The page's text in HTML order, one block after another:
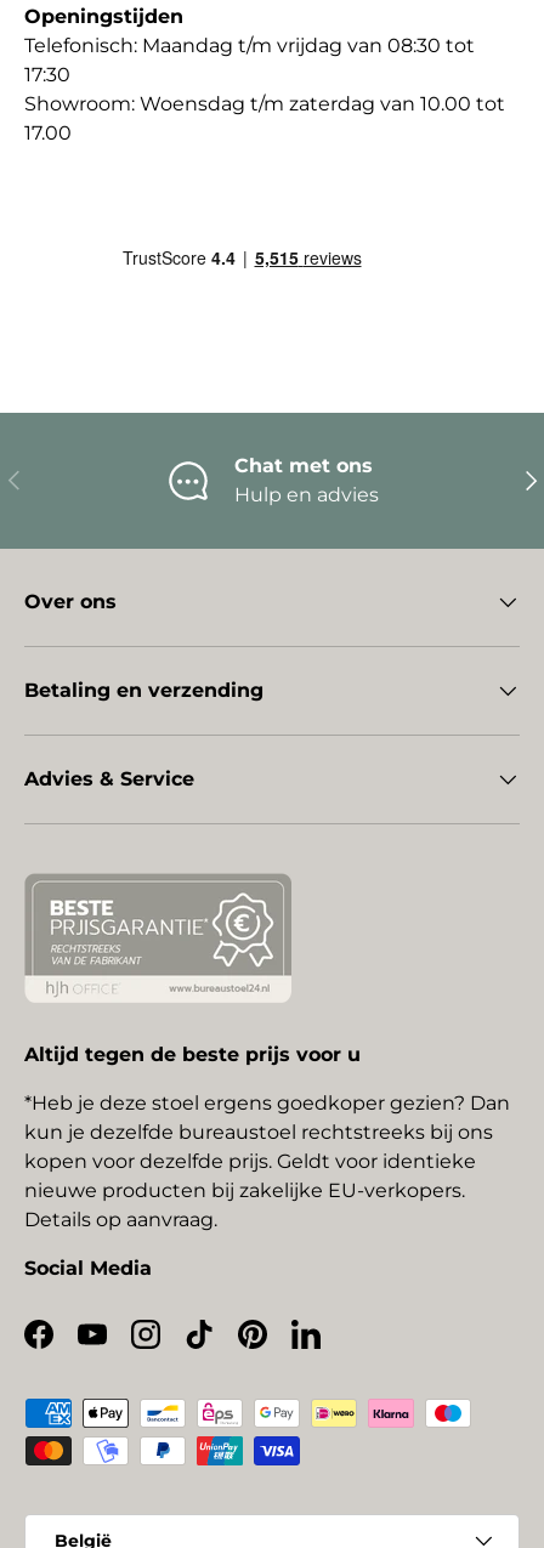
Openingstijden
Telefonisch: Maandag t/m vrijdag van 08:30 tot
17:30
Showroom: Woensdag t/m zaterdag van 10.00 tot
17.00
Vorige
Chat met ons
Hulp en advies
Over ons
Betaling en verzending
Advies & Service
Altijd tegen de beste prijs voor u
*Heb je deze stoel ergens goedkoper gezien? Dan
kun je dezelfde bureaustoel rechtstreeks bij ons
kopen voor dezelfde prijs. Geldt voor identieke
nieuwe producten bij zakelijke EU-verkopers.
Details op aanvraag.
Social Media
Facebook
YouTubeInstagram
TikTokPinterestLinkedIn
Geaccepteerde betaalmethoden
België